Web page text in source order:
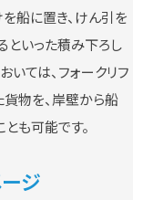
船に置き、けん引を
といった積み下ろし
いては、フォークリフ
物を、岸壁から船
も可能です。
ジ